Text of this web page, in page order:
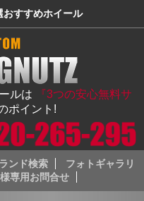
すすめホイール
ルは
『3つの安心無料サ
ポイント!
ンド検索
フォトギャラリ
専用お問合せ